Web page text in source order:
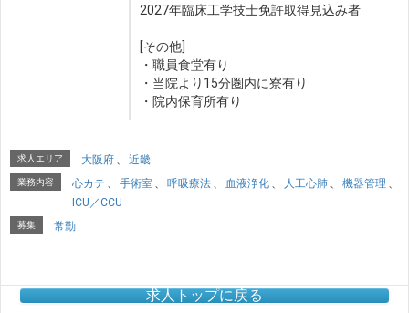
2027年臨床工学技士免許取得見込み者
[その他]
・職員食堂有り
・当院より15分圏内に寮有り
・院内保育所有り
求人エリア 大阪府 近畿
業務内容 心カテ 手術室 呼吸療法 血液浄化 人工心肺 機器管理
ICU／CCU
募集 常勤
求人トップに戻る